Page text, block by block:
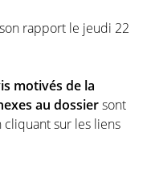
rapport le jeudi 22
motivés de la
au dossiersont
sur les liens